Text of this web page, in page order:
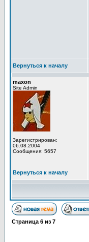
Вернуться к началу
maxon
Site Admin
Зарегистрирован:
06.08.2004
Сообщения: 5657
Вернуться к началу
Страница 6 из 7